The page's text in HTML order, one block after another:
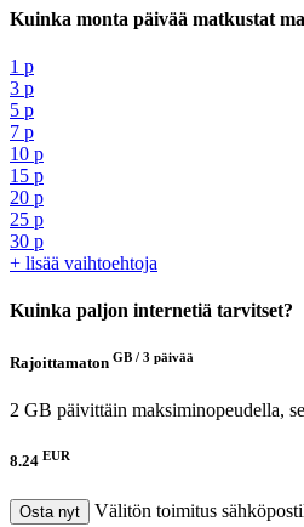
Kuinka monta päivää matkustat
1 p
3 p
5 p
7 p
10 p
15 p
20 p
25 p
30 p
+ lisää vaihtoehtoja
Kuinka paljon internetiä tarvitset?
Rajoittamaton GB / 3 päivää
2 GB päivittäin maksiminopeudella,
8.24 EUR
Osta nyt
Välitön toimitus